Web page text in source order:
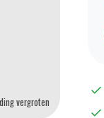
vergroten